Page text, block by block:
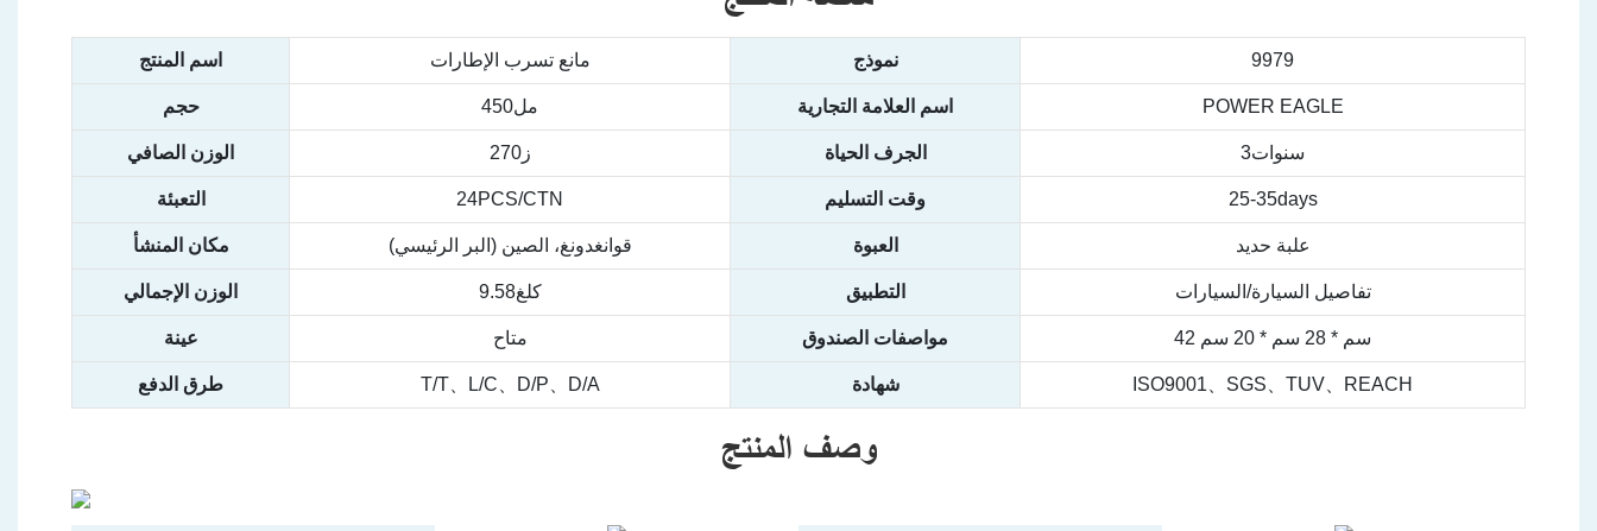
اسم المنتج مانع تسرب الإطارات نموذج 9979
حجم مل450 اسم العلامة التجارية POWER EAGLE
الوزن الصافي ز270 الجرف الحياة سنوات3
التعبئة 24PCS/CTN وقت التسليم 25-35days
مكان المنشأ قوانغدونغ، الصين (البر الرئيسي) العبوة علبة حديد
الوزن الإجمالي كلغ9.58 التطبيق تفاصيل السيارة/السيارات
عينة متاح مواصفات الصندوق 42 سم * 28 سم * 20 سم
طرق الدفع T/T、L/C、D/P、D/A شهادة ISO9001、SGS、TUV、REACH
وصف المنتج